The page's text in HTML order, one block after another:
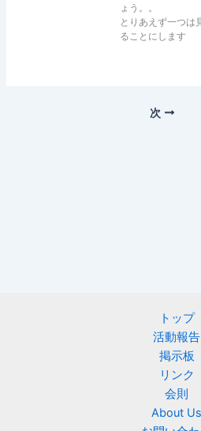
ょう。。
とりあえず一つは
ることにします
次
トップ
活動報告
掲示板
リンク
会則
About Us